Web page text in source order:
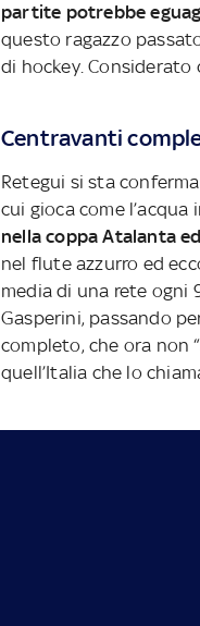
partite potrebbe
questo ragazzo
di hockey.
Centravanti
Retegui si sta
cui gioca come l’acqua
nella coppa Atalanta
nel flute azzurro ed
media di una rete ogni
Gasperini, passando
completo, che ora non
quell’Italia che lo